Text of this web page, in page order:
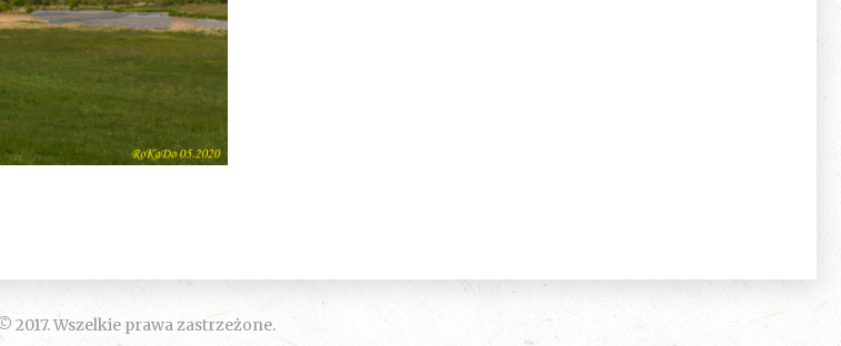
2017. Wszelkie prawa zastrzeżone.